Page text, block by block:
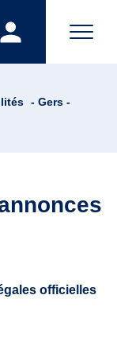
- Gers -
officielles